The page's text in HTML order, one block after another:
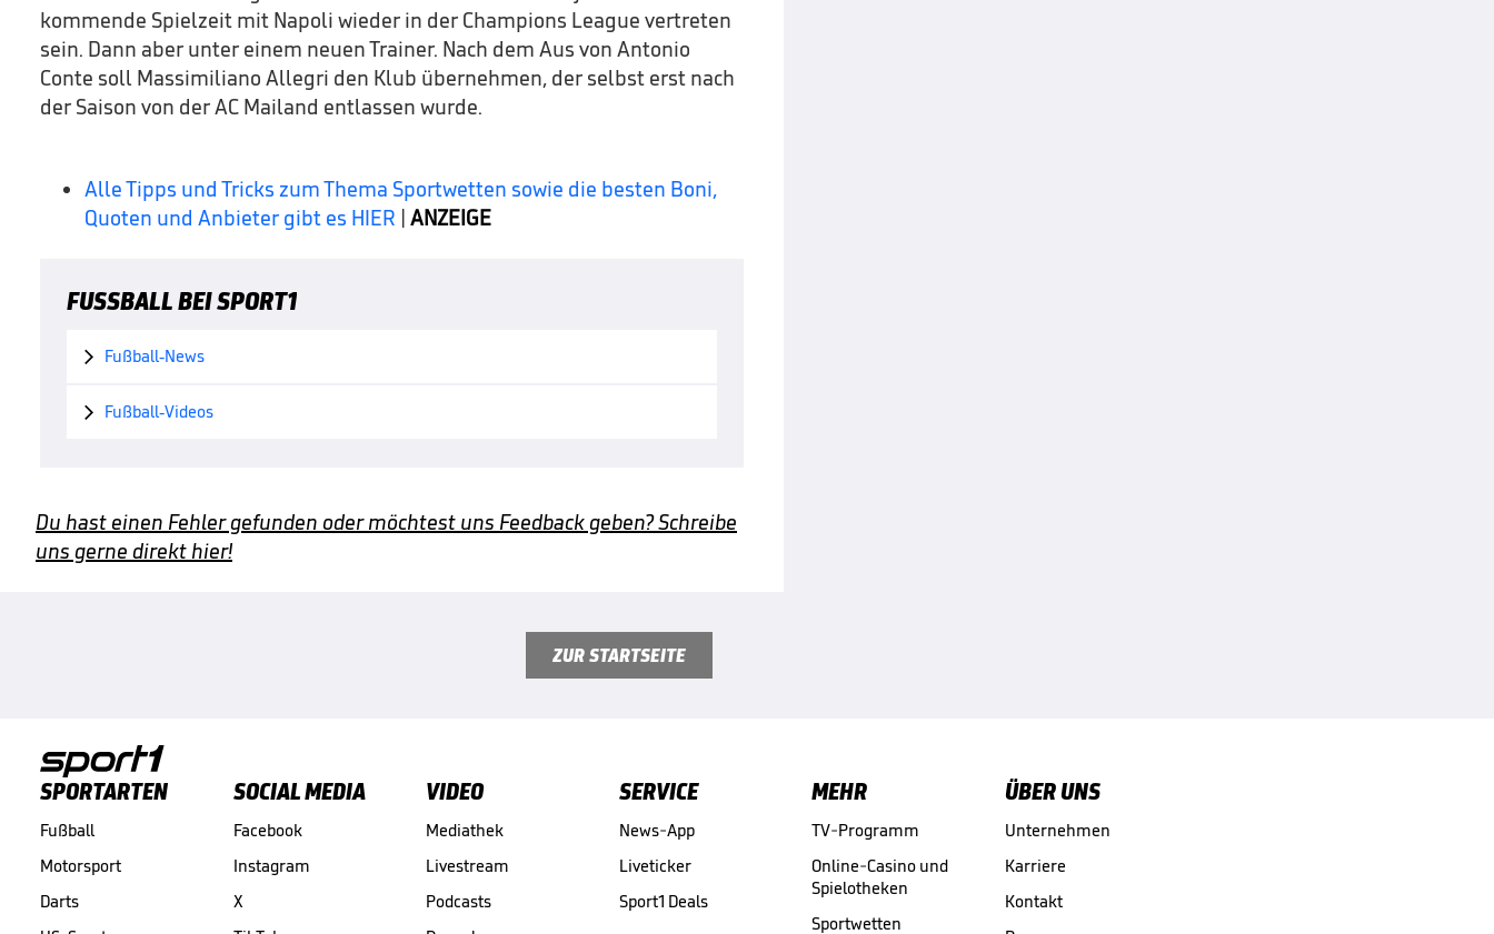
kommende Spielzeit mit Napoli wieder in der Champions League vertreten
sein. Dann aber unter einem neuen Trainer. Nach dem Aus von Antonio
Conte soll Massimiliano Allegri den Klub übernehmen, der selbst erst nach
der Saison von der AC Mailand entlassen wurde.
Alle Tipps und Tricks zum Thema Sportwetten sowie die besten Boni,
Quoten und Anbieter gibt es HIER | ANZEIGE
FUSSBALL BEI SPORT1
 Fußball-News
 Fußball-Videos
Du hast einen Fehler gefunden oder möchtest uns Feedback geben? Schreibe
uns gerne direkt hier!
ZUR STARTSEITE
SPORTARTEN
Fußball
Motorsport
Darts
SOCIAL MEDIA
Facebook
Instagram
X
VIDEO
Mediathek
Livestream
Podcasts
SERVICE
News-App
Liveticker
Sport1 Deals
MEHR
TV-Programm
Online-Casino und
Spielotheken
Sportwetten
ÜBER UNS
Unternehmen
Karriere
Kontakt